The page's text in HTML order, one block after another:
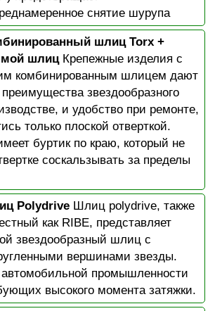
снятие шурупа
шлиц Torx +
шлицКрепежные изделия с
комбинированным шлицем дают
преимущества звездообразного
и удобство при ремонте,
только плоской отверткой.
буртик по краю, который не
соскальзывать за пределы
Polydrive Шлиц polydrive, также
как RIBE, представляет
звездообразный шлиц с
вершинами звезды.
промышленности
высокого момента затяжки.